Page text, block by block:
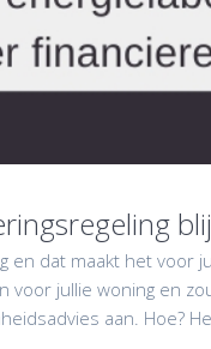
en dat maakt het voor
voor jullie woning en
aan. Hoe?